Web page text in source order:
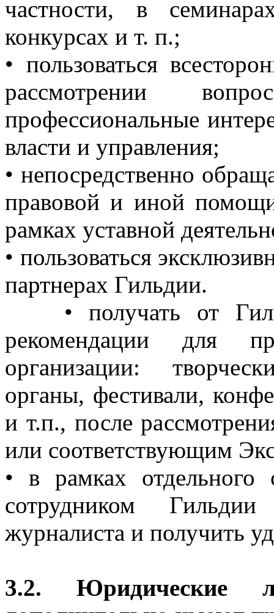
частности, в
конкурсах и т. п.;
• пользоваться
рассмотрении
профессиональные
власти и управления;
• непосредственно
правовой и иной
рамках уставной
• пользоваться
партнерах Гильдии.
• получать от
рекомендации для
организации:
органы, фестивали,
и т.п., после
или соответствующим
• в рамках отдельного
сотрудником
журналиста и получить
3.2. Юридические